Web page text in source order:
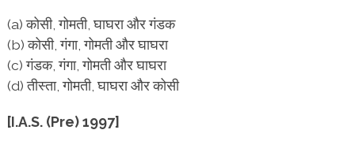
(a) कोसी, गोमती, घाघरा और गंडक
(b) कोसी, गंगा, गोमती और घाघरा
(c) गंडक, गंगा, गोमती और घाघरा
(d) तीस्ता, गोमती, घाघरा और कोसी
[I.A.S. (Pre) 1997]